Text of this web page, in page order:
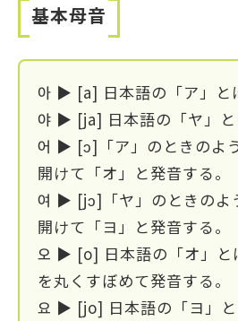
基本母音
아 ▶ [a] 日本語の「ア」と
야 ▶ [ja] 日本語の「ヤ」と
어 ▶ [ɔ]「ア」のときのよ
開けて「オ」と発音する。
여 ▶ [jɔ]「ヤ」のときのよ
開けて「ヨ」と発音する。
오 ▶ [o] 日本語の「オ」と
を丸くすぼめて発音する。
요 ▶ [jo] 日本語の「ヨ」と